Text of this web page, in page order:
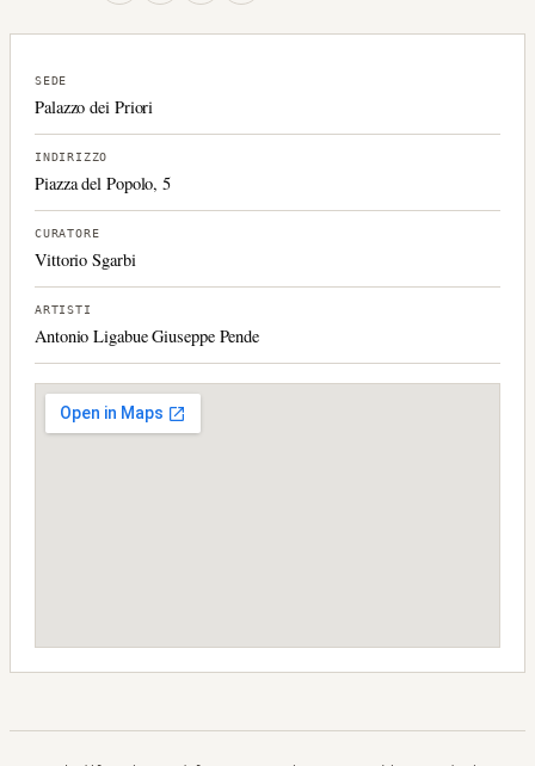
SEDE
Palazzo dei Priori
INDIRIZZO
Piazza del Popolo, 5
CURATORE
Vittorio Sgarbi
ARTISTI
Antonio Ligabue Giuseppe Pende